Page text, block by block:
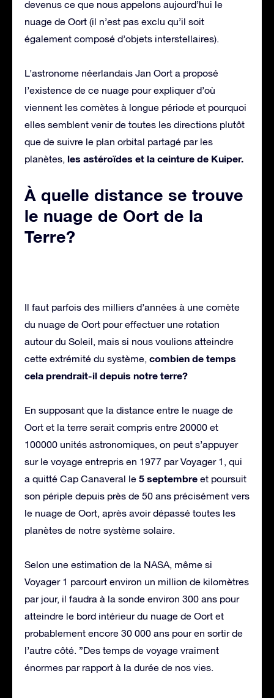
devenus ce que nous appelons aujourd’hui le
nuage de Oort (il n’est pas exclu qu’il soit
également composé d’objets interstellaires).
L’astronome néerlandais Jan Oort a proposé
l’existence de ce nuage pour expliquer d’où
viennent les comètes à longue période et pourquoi
elles semblent venir de toutes les directions plutôt
que de suivre le plan orbital partagé par les
planètes, les astéroïdes et la ceinture de Kuiper.
À quelle distance se trouve
le nuage de Oort de la
Terre?
Il faut parfois des milliers d’années à une comète
du nuage de Oort pour effectuer une rotation
autour du Soleil, mais si nous voulions atteindre
cette extrémité du système, combien de temps
cela prendrait-il depuis notre terre?
En supposant que la distance entre le nuage de
Oort et la terre serait compris entre 20000 et
100000 unités astronomiques, on peut s’appuyer
sur le voyage entrepris en 1977 par Voyager 1, qui
a quitté Cap Canaveral le 5 septembre et poursuit
son périple depuis près de 50 ans précisément vers
le nuage de Oort, après avoir dépassé toutes les
planètes de notre système solaire.
Selon une estimation de la NASA, même si
Voyager 1 parcourt environ un million de kilomètres
par jour, il faudra à la sonde environ 300 ans pour
atteindre le bord intérieur du nuage de Oort et
probablement encore 30 000 ans pour en sortir de
l’autre côté. ”Des temps de voyage vraiment
énormes par rapport à la durée de nos vies.